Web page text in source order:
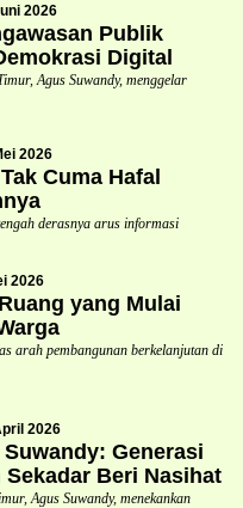
2026
Publik
Digital
Agus Suwandy, menggelar
2026
Cuma Hafal
derasnya arus informasi
2026
yang Mulai
arah pembangunan berkelanjutan di
2026
Generasi
Beri Nasihat
Agus Suwandy, menekankan